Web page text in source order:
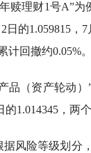
赎理财1号A”
的1.059815，
回撤约0.05%。
品（资产轮动
1.014345，两
风险等级划分